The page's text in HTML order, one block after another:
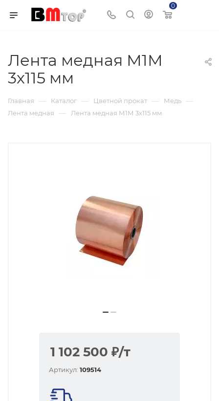
0
Лента медная М1М
3х115 мм
Главная — Каталог — Цветной прокат — Медь —
Лента медная — Лента медная М1М 3х115 мм
1 102 500 ₽/т
Артикул: 109514